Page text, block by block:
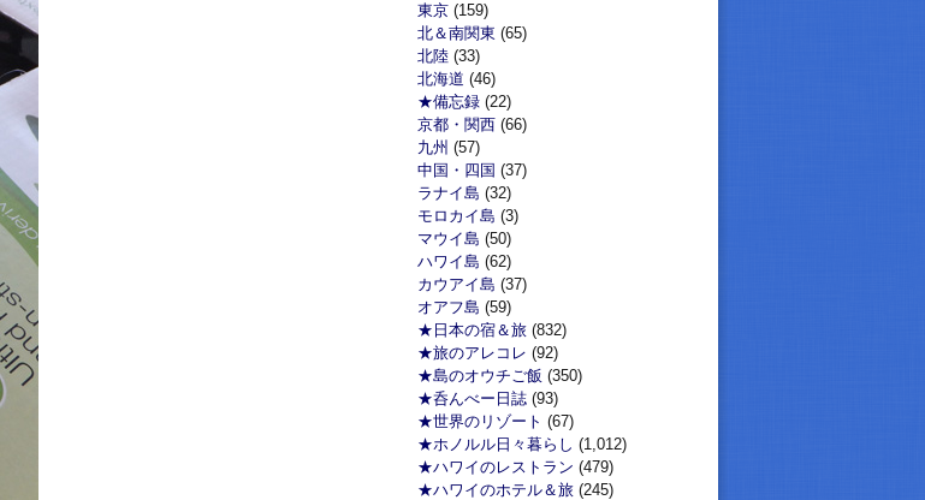
東京 (159)
北＆南関東 (65)
北陸 (33)
北海道 (46)
★備忘録 (22)
京都・関西 (66)
九州 (57)
中国・四国 (37)
ラナイ島 (32)
モロカイ島 (3)
マウイ島 (50)
ハワイ島 (62)
カウアイ島 (37)
オアフ島 (59)
★日本の宿＆旅 (832)
★旅のアレコレ (92)
★島のオウチご飯 (350)
★呑んべー日誌 (93)
★世界のリゾート (67)
★ホノルル日々暮らし (1,012)
★ハワイのレストラン (479)
★ハワイのホテル＆旅 (245)